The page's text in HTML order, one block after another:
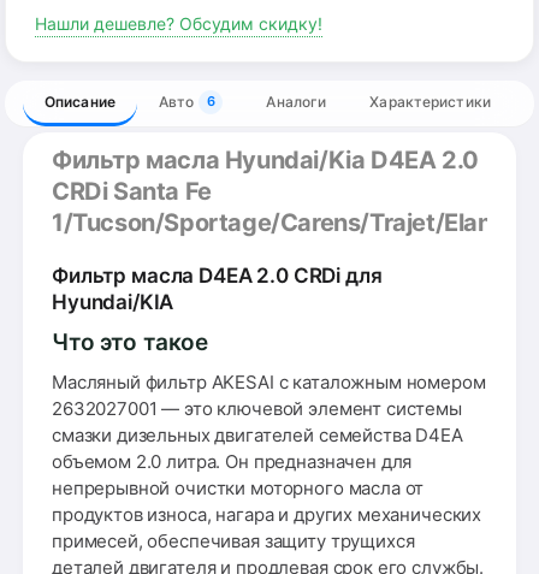
Нашли дешевле? Обсудим скидку!
Описание Авто 6 Аналоги Характеристики
Фильтр масла Hyundai/Kia D4EA 2.0
CRDi Santa Fe
1/Tucson/Sportage/Carens/Trajet/Elantra
Фильтр масла D4EA 2.0 CRDi для
Hyundai/KIA
Что это такое
Масляный фильтр AKESAI с каталожным номером
2632027001 — это ключевой элемент системы
смазки дизельных двигателей семейства D4EA
объемом 2.0 литра. Он предназначен для
непрерывной очистки моторного масла от
продуктов износа, нагара и других механических
примесей, обеспечивая защиту трущихся
деталей двигателя и продлевая срок его службы.